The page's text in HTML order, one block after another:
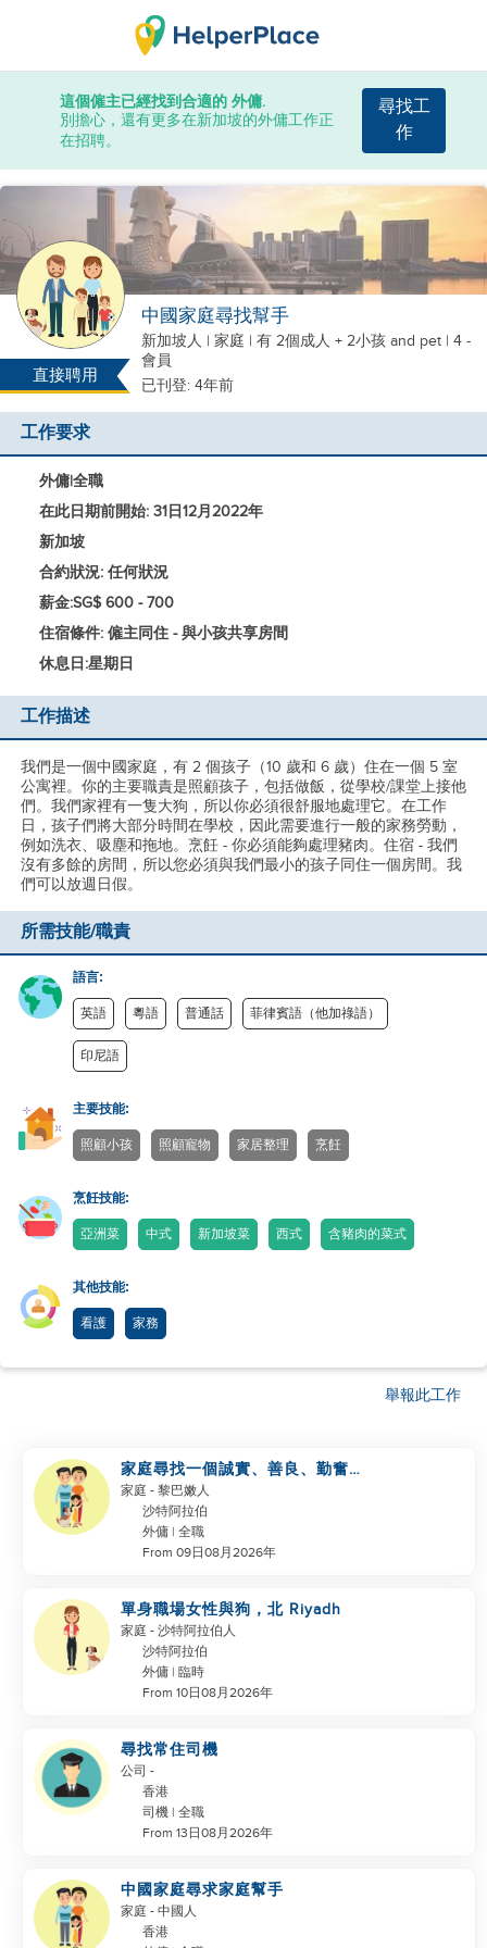
這個僱主已經找到合適的 外傭.
別擔心，還有更多在新加坡的外傭工作正
在招聘。
尋找工
作
直接聘用
中國家庭尋找幫手
新加坡人 | 家庭 | 有 2個成人 + 2小孩 and pet | 4 -
會員
已刊登: 4年前
工作要求
外傭|全職
在此日期前開始: 31日12月2022年
新加坡
合約狀況: 任何狀況
薪金:SG$ 600 - 700
住宿條件: 僱主同住 - 與小孩共享房間
休息日:星期日
工作描述
我們是一個中國家庭，有 2 個孩子（10 歲和 6 歲）住在一個 5 室
公寓裡。你的主要職責是照顧孩子，包括做飯，從學校/課堂上接他
們。我們家裡有一隻大狗，所以你必須很舒服地處理它。在工作
日，孩子們將大部分時間在學校，因此需要進行一般的家務勞動，
例如洗衣、吸塵和拖地。烹飪 - 你必須能夠處理豬肉。住宿 - 我們
沒有多餘的房間，所以您必須與我們最小的孩子同住一個房間。我
們可以放週日假。
所需技能/職責
語言:
英語 粵語 普通話 菲律賓語（他加祿語）
印尼語
主要技能:
照顧小孩 照顧寵物 家居整理 烹飪
烹飪技能:
亞洲菜 中式 新加坡菜 西式 含豬肉的菜式
其他技能:
看護 家務
舉報此工作
家庭尋找一個誠實、善良、勤奮的
工作者
家庭 - 黎巴嫩人
沙特阿拉伯
外傭 | 全職
From 09日08月2026年
單身職場女性與狗，北 Riyadh
家庭 - 沙特阿拉伯人
沙特阿拉伯
外傭 | 臨時
From 10日08月2026年
尋找常住司機
公司 -
香港
司機 | 全職
From 13日08月2026年
中國家庭尋求家庭幫手
家庭 - 中國人
香港